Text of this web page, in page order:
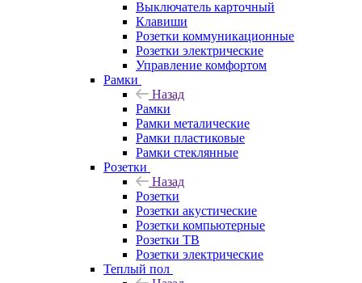
Выключатель карточный
Клавиши
Розетки коммуникационные
Розетки электрические
Управление комфортом
Рамки
Назад
Рамки
Рамки металические
Рамки пластиковые
Рамки стеклянные
Розетки
Назад
Розетки
Розетки акустические
Розетки компьютерные
Розетки ТВ
Розетки электрические
Теплый пол